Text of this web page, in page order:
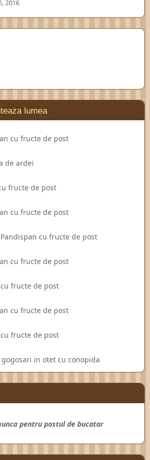
2016
lumea
cu fructe de post
de ardei
fructe de post
cu fructe de post
Pandispan cu fructe de post
cu fructe de post
fructe de post
cu fructe de post
fructe de post
gogosari in otet cu conopida
pentru postul de bucatar